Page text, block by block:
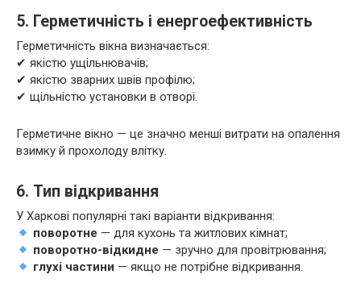
5. Герметичність і енергоефективність
Герметичність вікна визначається:
✔ якістю ущільнювачів;
✔ якістю зварних швів профілю;
✔ щільністю установки в отворі.
Герметичне вікно — це значно менші витрати на опалення
взимку й прохолоду влітку.
6. Тип відкривання
У Харкові популярні такі варіанти відкривання:
поворотне — для кухонь та житлових кімнат;
поворотно-відкидне — зручно для провітрювання;
глухі частини — якщо не потрібне відкривання.